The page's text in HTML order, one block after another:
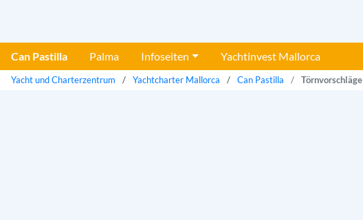
Can Pastilla Palma Infoseiten Yachtinvest Mallorca
Yacht und Charterzentrum Yachtcharter Mallorca Can Pastilla Törnvorschläge